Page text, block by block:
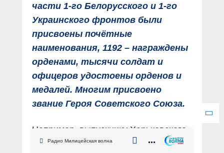
части 1-го Белорусского и 1-го
Украинского фронтов были
присвоены почётные
наименования, 1192 – награждены
орденами, тысячи солдат и
офицеров удостоены орденов и
медалей. Многим присвоено
звание Героя Советского Союза.
Например, выпускнику Харьковского
военного училища пограничных и
Радио Милицейская волна